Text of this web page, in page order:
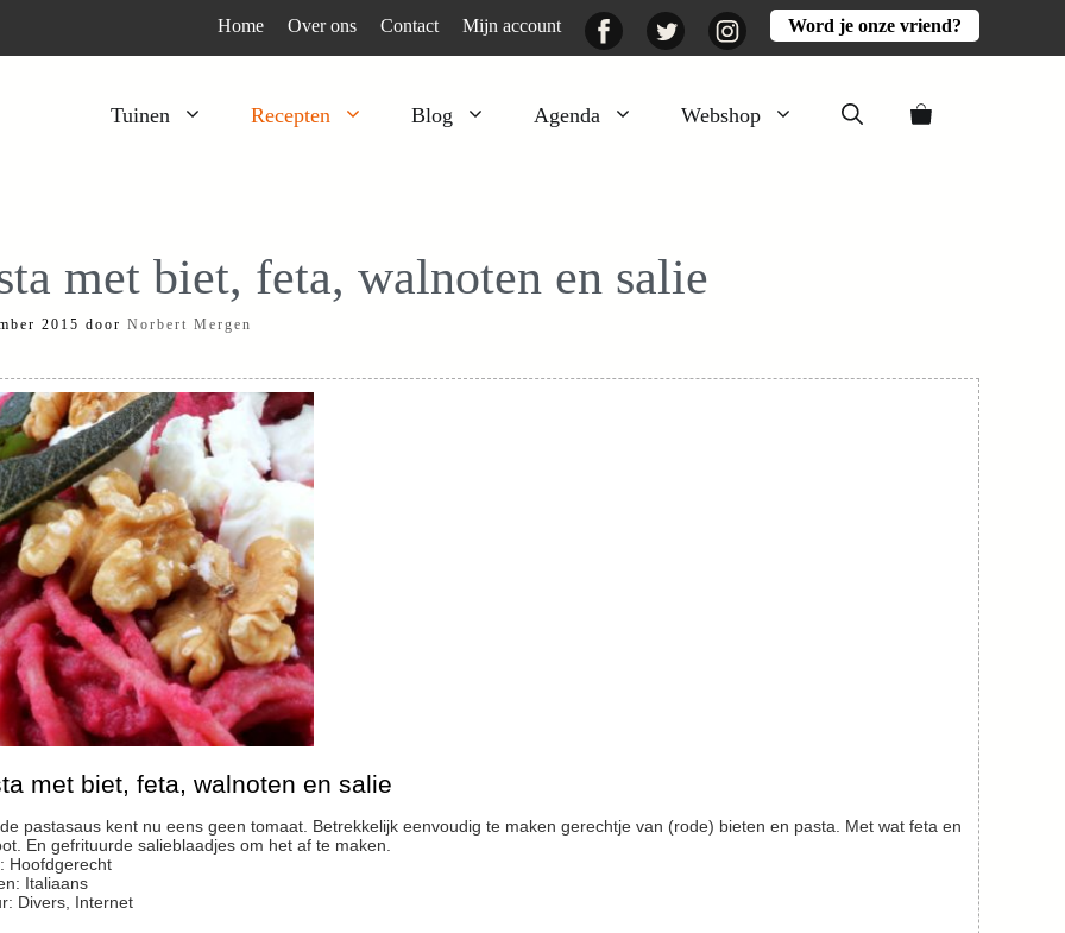
Home Over ons Contact Mijn account FacebookTwitter InstagramWord je onze vriend?
Tuinen Recepten Blog Agenda Webshop
Kruiden
Moestuin
Verfplanten
Voedselbos
Peulgroenten
Vruchtgewassen
Activiteiten
Mooi
met biet, feta, walnoten en salie
2015 door Norbert Mergen
met biet, feta, walnoten en salie
En gefrituurde salieblaadjes om het af te maken.
Hoofdgerecht
Italiaans
: Divers, Internet